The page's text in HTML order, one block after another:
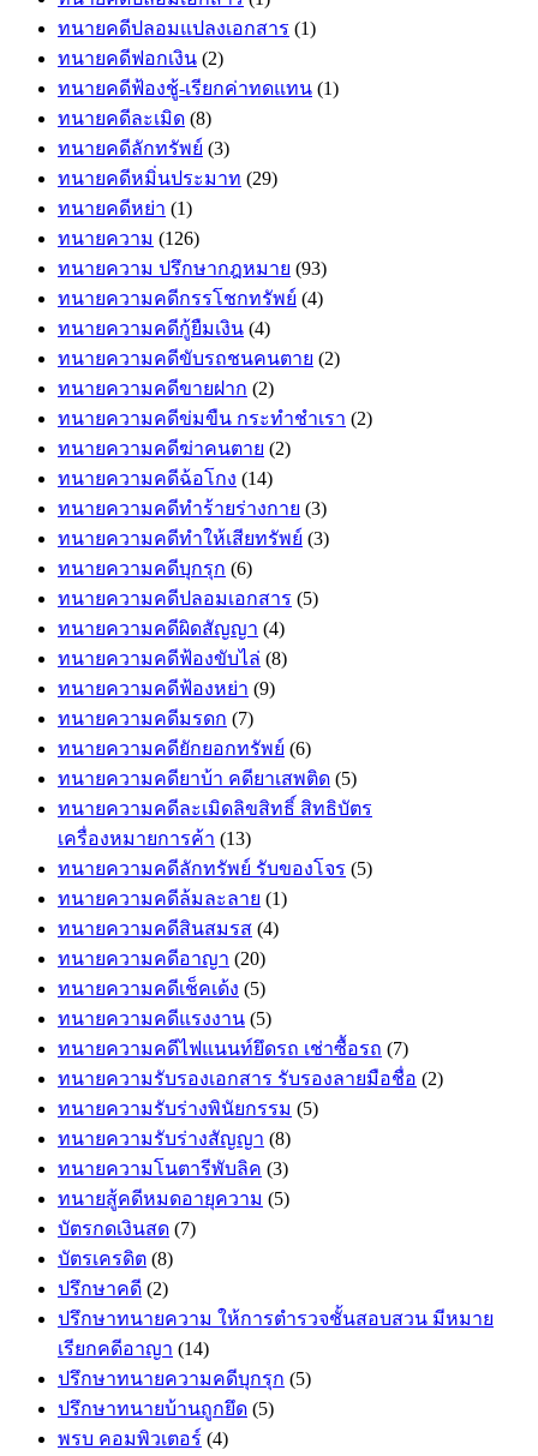
ทนายคดีปลอมแปลงเอกสาร (1)
ทนายคดีฟอกเงิน (2)
ทนายคดีฟ้องชู้-เรียกค่าทดแทน (1)
ทนายคดีละเมิด (8)
ทนายคดีลักทรัพย์ (3)
ทนายคดีหมิ่นประมาท (29)
ทนายคดีหย่า (1)
ทนายความ (126)
ทนายความ ปรึกษากฎหมาย (93)
ทนายความคดีกรรโชกทรัพย์ (4)
ทนายความคดีกู้ยืมเงิน (4)
ทนายความคดีขับรถชนคนตาย (2)
ทนายความคดีขายฝาก (2)
ทนายความคดีข่มขืน กระทำชำเรา (2)
ทนายความคดีฆ่าคนตาย (2)
ทนายความคดีฉ้อโกง (14)
ทนายความคดีทำร้ายร่างกาย (3)
ทนายความคดีทำให้เสียทรัพย์ (3)
ทนายความคดีบุกรุก (6)
ทนายความคดีปลอมเอกสาร (5)
ทนายความคดีผิดสัญญา (4)
ทนายความคดีฟ้องขับไล่ (8)
ทนายความคดีฟ้องหย่า (9)
ทนายความคดีมรดก (7)
ทนายความคดียักยอกทรัพย์ (6)
ทนายความคดียาบ้า คดียาเสพติด (5)
ทนายความคดีละเมิดลิขสิทธิ์ สิทธิบัตร
เครื่องหมายการค้า (13)
ทนายความคดีลักทรัพย์ รับของโจร (5)
ทนายความคดีล้มละลาย (1)
ทนายความคดีสินสมรส (4)
ทนายความคดีอาญา (20)
ทนายความคดีเช็คเด้ง (5)
ทนายความคดีแรงงาน (5)
ทนายความคดีไฟแนนท์ยึดรถ เช่าซื้อรถ (7)
ทนายความรับรองเอกสาร รับรองลายมือชื่อ (2)
ทนายความรับร่างพินัยกรรม (5)
ทนายความรับร่างสัญญา (8)
ทนายความโนตารีพับลิค (3)
ทนายสู้คดีหมดอายุความ (5)
บัตรกดเงินสด (7)
บัตรเครดิต (8)
ปรึกษาคดี (2)
ปรึกษาทนายความ ให้การตำรวจชั้นสอบสวน มีหมาย
เรียกคดีอาญา (14)
ปรึกษาทนายความคดีบุกรุก (5)
ปรึกษาทนายบ้านถูกยึด (5)
พรบ คอมพิวเตอร์ (4)